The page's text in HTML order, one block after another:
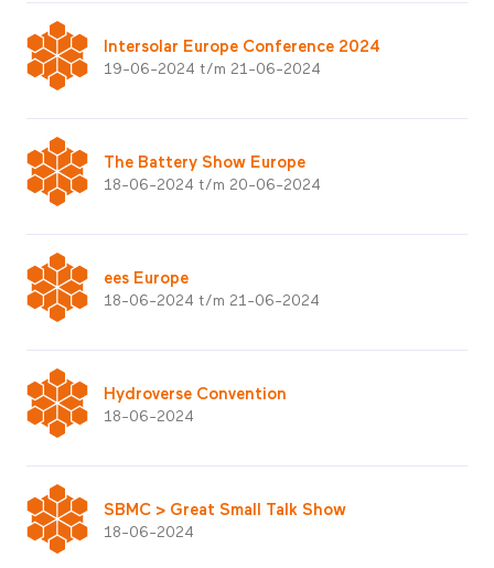
Intersolar Europe Conference 2024
19-06-2024 t/m 21-06-2024
The Battery Show Europe
18-06-2024 t/m 20-06-2024
ees Europe
18-06-2024 t/m 21-06-2024
Hydroverse Convention
18-06-2024
SBMC > Great Small Talk Show
18-06-2024